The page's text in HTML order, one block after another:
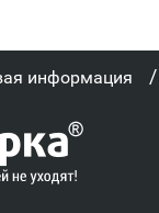
информация /